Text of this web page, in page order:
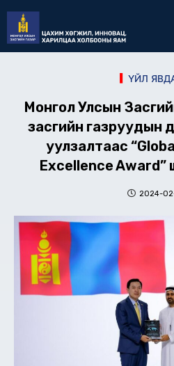
content
ҮЙЛ
Монгол Улсын
засгийн газруудын
уулзалтаас
Excellence Award”
2024-